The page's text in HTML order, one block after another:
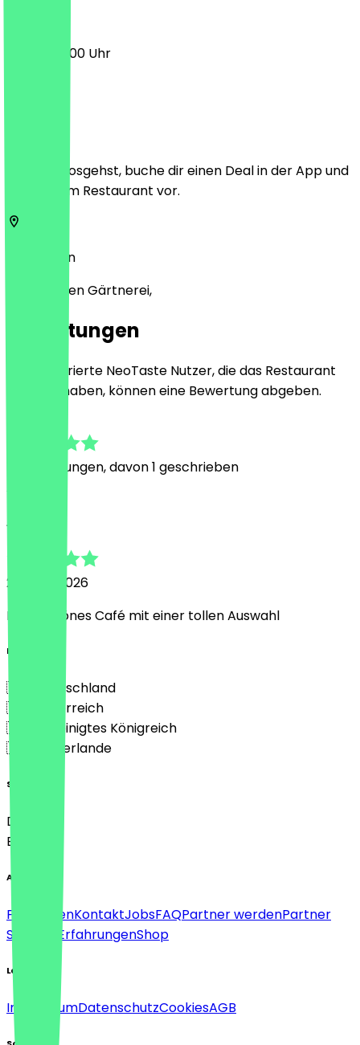
08:00 - 17:00 Uhr
Bevor du losgehst, buche dir einen Deal in der App und
zeige ihn im Restaurant vor.
Berlin
An der alten Gärtnerei,
Bewertungen
Nur registrierte NeoTaste Nutzer, die das Restaurant
besucht haben, können eine Bewertung abgeben.
Bewertungen, davon 1 geschrieben
Abdullah
21. März 2026
Echt schönes Café mit einer tollen Auswahl
Land
🇩🇪 Deutschland
🇦🇹 Österreich
🇬🇧 Vereinigtes Königreich
🇳🇱 Niederlande
Sprache
Deutsch
English
About
Für FirmenKontaktJobsFAQPartner werdenPartner
Support
ErfahrungenShop
Legal
ImpressumDatenschutzCookiesAGB